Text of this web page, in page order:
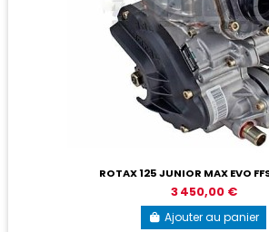
ROTAX 125 JUNIOR MAX EVO
3 450,00 €
Ajouter au panier